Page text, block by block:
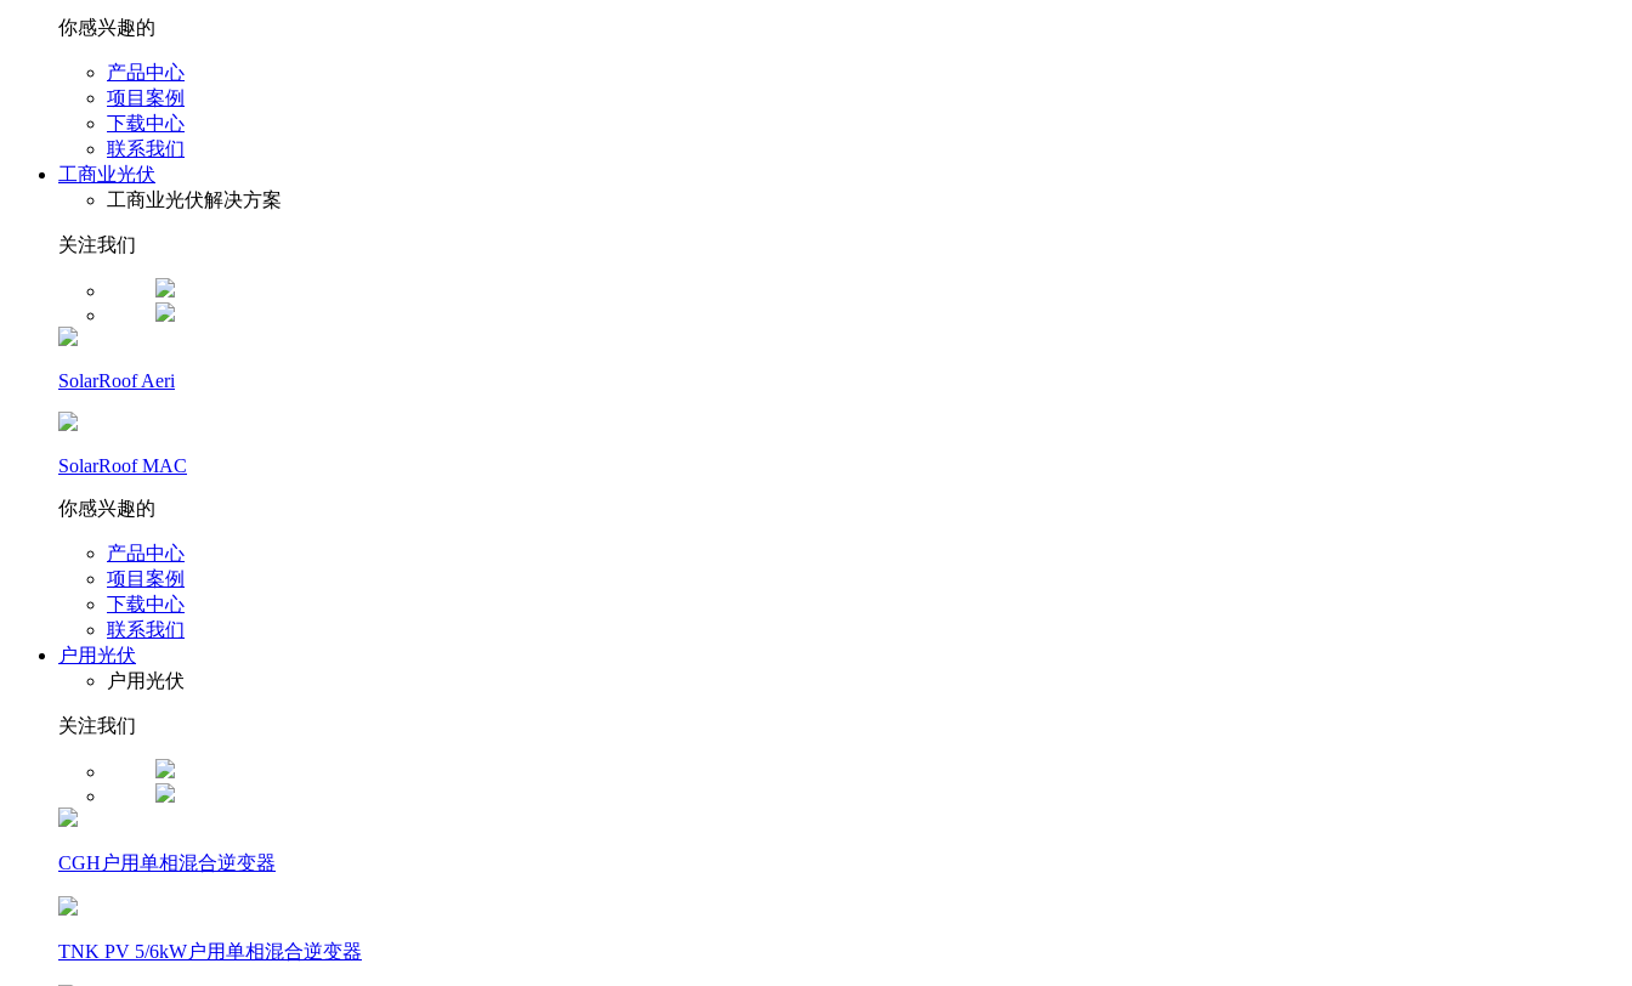
你感兴趣的
产品中心
项目案例
下载中心
联系我们
工商业光伏
工商业光伏解决方案
关注我们
SolarRoof Aeri
SolarRoof MAC
你感兴趣的
产品中心
项目案例
下载中心
联系我们
户用光伏
户用光伏
关注我们
CGH户用单相混合逆变器
TNK PV 5/6kW户用单相混合逆变器